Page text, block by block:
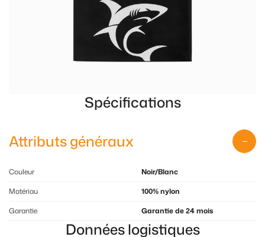
Spécifications
Attributs généraux
Couleur
Noir/Blanc
Matériau
100% nylon
Garantie
Garantie de 24 mois
Données logistiques